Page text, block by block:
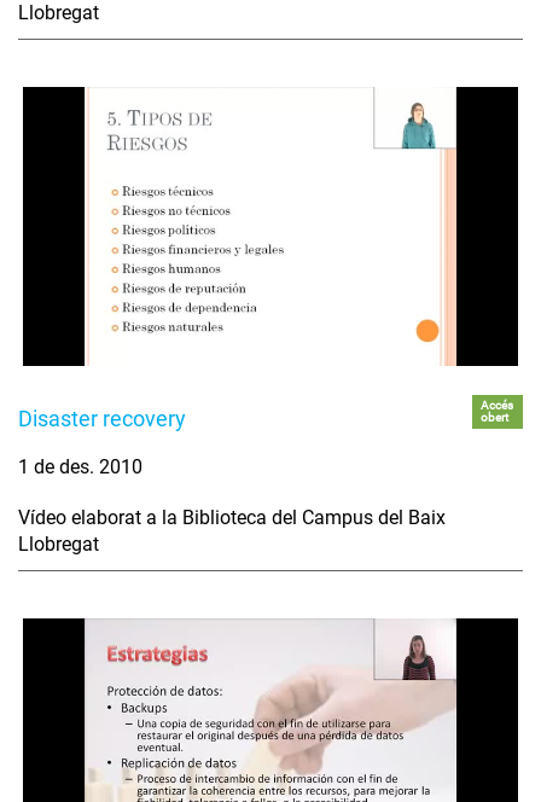
Llobregat
Disaster recovery
Accés
obert
1 de des. 2010
Vídeo elaborat a la Biblioteca del Campus del Baix
Llobregat